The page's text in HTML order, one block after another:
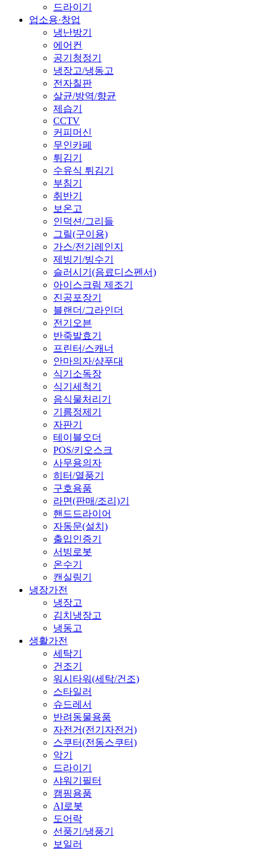
드라이기
업소용·창업
냉난방기
에어컨
공기청정기
냉장고/냉동고
전자칠판
살균/방역/향균
제습기
CCTV
커피머신
무인카페
튀김기
수유식 튀김기
부침기
취반기
보온고
인덕션/그리들
그릴(구이용)
가스/전기레인지
제빙기/빙수기
슬러시기(음료디스펜서)
아이스크림 제조기
진공포장기
블랜더/그라인더
전기오븐
반죽발효기
프린터/스캐너
안마의자/샴푸대
식기소독장
식기세척기
음식물처리기
기름정제기
자판기
테이블오더
POS/키오스크
사무용의자
히터/열풍기
구호용품
라면(판매/조리)기
핸드드라이어
자동문(설치)
출입인증기
서빙로봇
온수기
캔실링기
냉장가전
냉장고
김치냉장고
냉동고
생활가전
세탁기
건조기
워시타워(세탁/건조)
스타일러
슈드레서
반려동물용품
자전거(전기자전거)
스쿠터(전동스쿠터)
악기
드라이기
샤워기필터
캠핑용품
AI로봇
도어락
선풍기/냉풍기
보일러